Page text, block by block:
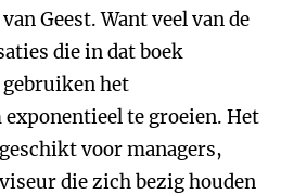
Geest. Want veel van de
die in dat boek
het
te groeien. Het
voor managers,
die zich bezig houden